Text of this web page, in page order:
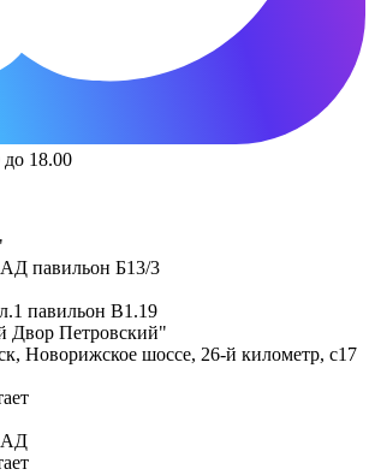
18.00
павильон Б13/3
павильон В1.19
Двор Петровский"
Новорижское шоссе, 26-й километр, с17